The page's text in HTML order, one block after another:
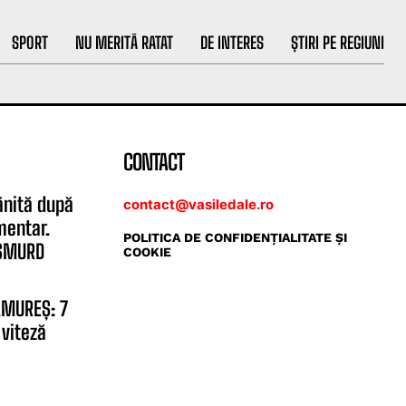
SPORT NU MERITĂ RATAT DE INTERES ȘTIRI PE REGIUNI
după
7
CONTACT
contact@vasiledale.ro
POLITICA DE CONFIDENŢIALITATE ŞI
COOKIE